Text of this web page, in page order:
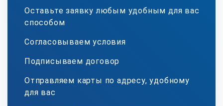
Оставьте заявку любым удобным для вас
способом
Согласовываем условия
Подписываем договор
Отправляем карты по адресу, удобному
для вас